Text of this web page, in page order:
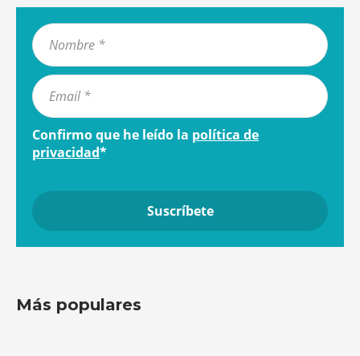
Confirmo que he leído la política de
privacidad*
Más populares